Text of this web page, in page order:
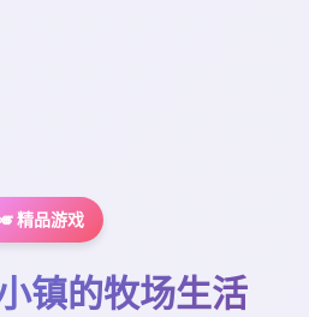
精品游戏
镇的牧场生活